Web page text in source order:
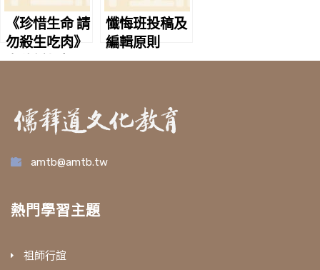
《珍惜生命 請
勿殺生吃肉》
文稿編輯聲明
懺悔班投稿及
編輯原則
amtb@amtb.tw
熱門學習主題
祖師行誼